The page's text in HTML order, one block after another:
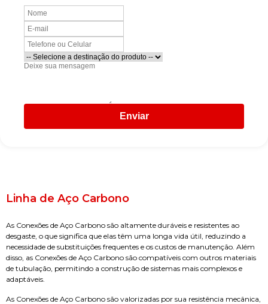
Enviar
Linha de Aço Carbono
As Conexões de Aço Carbono são altamente duráveis e resistentes ao
desgaste, o que significa que elas têm uma longa vida útil, reduzindo a
necessidade de substituições frequentes e os custos de manutenção. Além
disso, as Conexões de Aço Carbono são compatíveis com outros materiais
de tubulação, permitindo a construção de sistemas mais complexos e
adaptáveis.
As Conexões de Aço Carbono são valorizadas por sua resistência mecânica,